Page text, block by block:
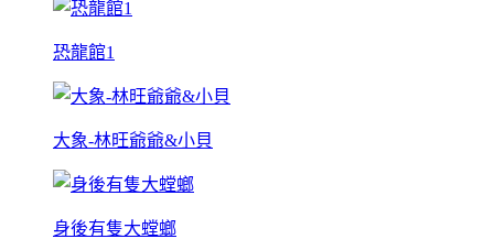
恐龍館1
大象-林旺爺爺&小貝
身後有隻大螳螂